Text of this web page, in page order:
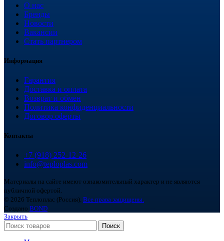
О нас
Бренды
Новости
Вакансии
Стать партнером
Информация
Гарантия
Доставка и оплата
Возврат и обмен
Политика конфиденциальности
Договор оферты
Контакты
+7 (918) 252-12-26
info@teploplas.com
Материалы на сайте имеют ознакомительный характер и не являются
публичной офертой.
© 2026 Теплоплас (Россия). Все права защищены.
Создано BOND
Закрыть
Поиск